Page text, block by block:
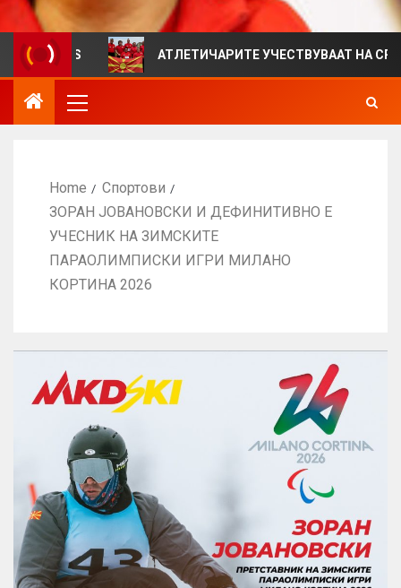
АТЛЕТИЧАРИТЕ УЧЕСТВУВААТ НА СРБИЈА
Home
Спортови
ЗОРАН ЈОВАНОВСКИ И ДЕФИНИТИВНО Е
УЧЕСНИК НА ЗИМСКИТЕ
ПАРАОЛИМПИСКИ ИГРИ МИЛАНО
КОРТИНА 2026